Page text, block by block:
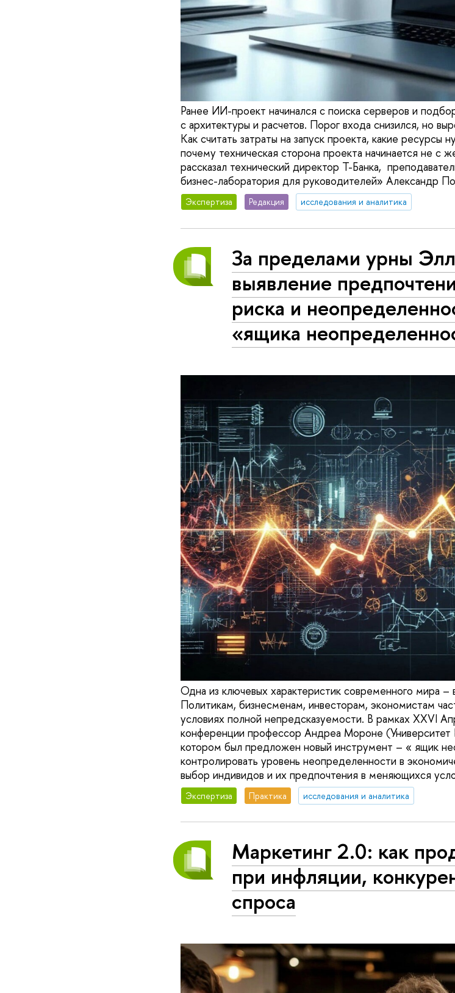
Ранее ИИ-проект начинался с поиска серверов и
с архитектуры и расчетов. Порог входа снизился, но
Как считать затраты на запуск проекта, какие ресурсы
почему техническая сторона проекта начинается не с
рассказал технический директор Т-Банка,
бизнес-лаборатория для руководителей» Александр
Экспертиза Редакция исследования и аналитика
За пределами урны
выявление
риска и
«ящика
Одна из ключевых характеристик современного мира
Политикам, бизнесменам, инвесторам, экономистам
условиях полной непредсказуемости. В рамках XXVI
конференции профессор Андреа Мороне (Университет
котором был предложен новый инструмент – « ящик
контролировать уровень неопределенности в
выбор индивидов и их предпочтения в меняющихся
Экспертиза Практика исследования и аналитика
Маркетинг 2.0: как
при инфляции,
спроса